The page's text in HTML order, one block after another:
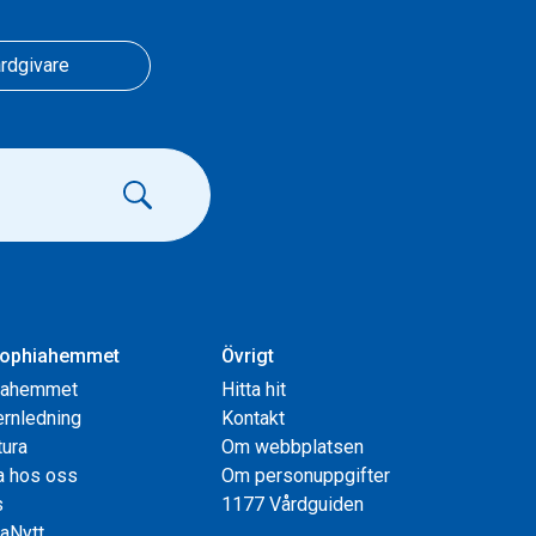
hos oss
Övrigt
Hitta hit
Kontakt
Om webbplatsen
Om personuppgifter
1177 Vårdguiden